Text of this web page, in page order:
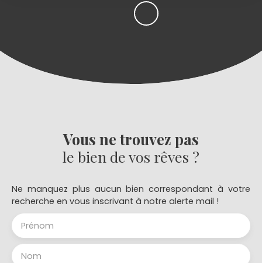
Vous ne trouvez pas
le bien de vos rêves ?
Ne manquez plus aucun bien correspondant à votre
recherche en vous inscrivant à notre alerte mail !
Prénom
Nom